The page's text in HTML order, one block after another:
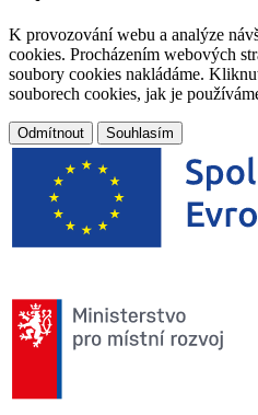
K provozování webu a analýze
cookies. Procházením webových
soubory cookies nakládáme.
souborech cookies, jak je
Odmítnout Souhlasím